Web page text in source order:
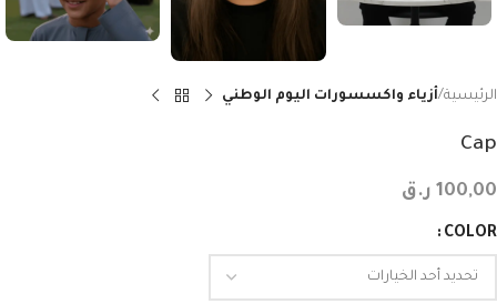
الرئيسية أزياء واكسسورات اليوم الوطني
Cap
100,00 ر.ق
COLOR